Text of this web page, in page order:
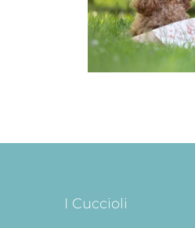
I Cuccioli